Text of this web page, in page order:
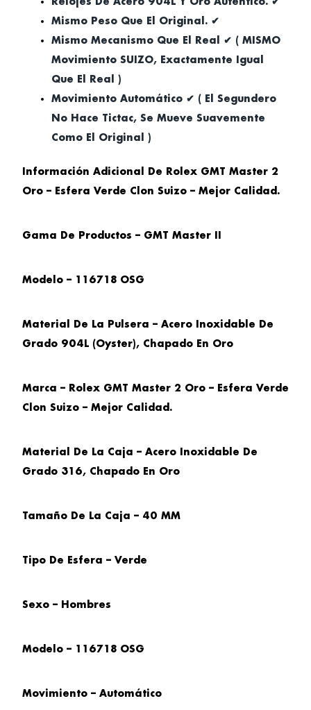
Mismo Peso Que El Original. ✔
Mismo Mecanismo Que El Real ✔ ( MISMO
Movimiento SUIZO, Exactamente Igual
Que El Real )
Movimiento Automático ✔ ( El Segundero
No Hace Tictac, Se Mueve Suavemente
Como El Original )
Información Adicional De Rolex GMT Master 2
Oro – Esfera Verde Clon Suizo – Mejor Calidad.
Gama De Productos – GMT Master II
Modelo – 116718 OSG
Material De La Pulsera – Acero Inoxidable De
Grado 904L (Oyster), Chapado En Oro
Marca – Rolex GMT Master 2 Oro – Esfera Verde
Clon Suizo – Mejor Calidad.
Material De La Caja – Acero Inoxidable De
Grado 316, Chapado En Oro
Tamaño De La Caja – 40 MM
Tipo De Esfera – Verde
Sexo – Hombres
Modelo – 116718 OSG
Movimiento – Automático